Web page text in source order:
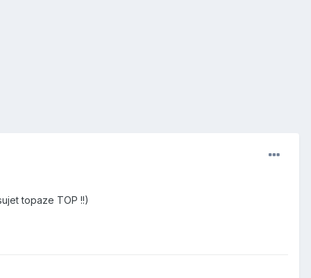
topaze TOP !!)